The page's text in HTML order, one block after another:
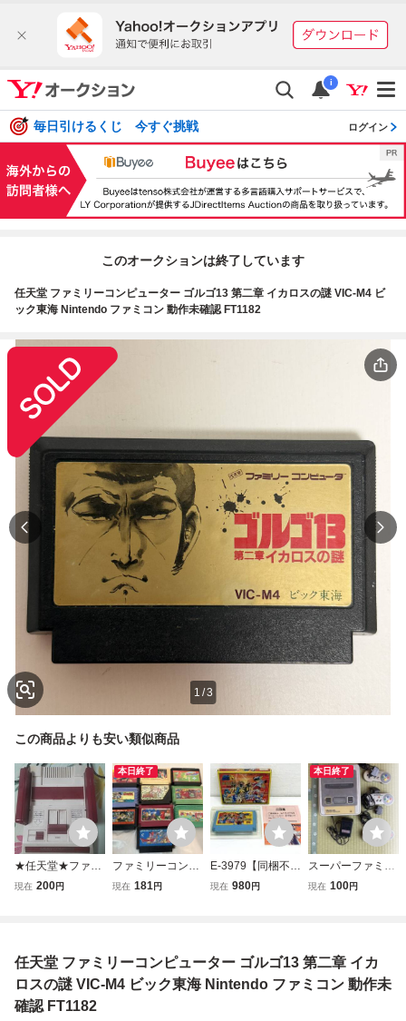
i
毎日引けるくじ 今すぐ挑戦 ログイン
このオークションは終了しています
任天堂 ファミリーコンピューター ゴルゴ13 第二章 イカロスの謎 VIC-M4 ビ
ック東海 Nintendo ファミコン 動作未確認 FT1182
1 /3
この商品よりも安い類似商品
★任天堂★ファミ
リーコンピュータ
現在 200円
本日終了
ファミリーコンピ
ューター ソフト 1
現在 181円
E-3979【同梱不
可】980円～ 現状
フト 聖闘士星
矢 黄金伝説 完
現在 980円
本日終了
スーパーファミコ
ン 任天堂 Nintend
現在 100円
任天堂 ファミリーコンピューター ゴルゴ13 第二章 イカ
ロスの謎 VIC-M4 ビック東海 Nintendo ファミコン 動作未
確認 FT1182